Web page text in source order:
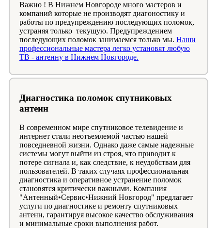
Важно ! В Нижнем Новгороде много мастеров и
компаний которые не производят диагоностику и
работы по предупреждению последующих поломок,
устраняя только текущую. Предупреждением
последующих поломок занимаемся только мы. Наши
профессиональные мастера легко установят любую
ТВ - антенну в Нижнем Новгороде.
Диагностика поломок спутниковых
антенн
В современном мире спутниковое телевидение и
интернет стали неотъемлемой частью нашей
повседневной жизни. Однако даже самые надежные
системы могут выйти из строя, что приводит к
потере сигнала и, как следствие, к неудобствам для
пользователей. В таких случаях профессиональная
диагностика и оперативное устранение поломок
становятся критически важными. Компания
"Антенный•Сервис•Нижний Новгород" предлагает
услуги по диагностике и ремонту спутниковых
антенн, гарантируя высокое качество обслуживания
и минимальные сроки выполнения работ.